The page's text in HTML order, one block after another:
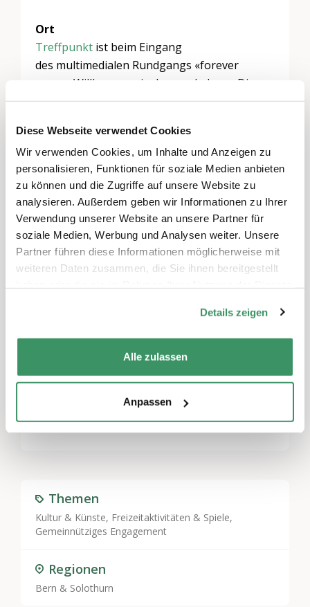
Diese Webseite verwendet Cookies
Wir verwenden Cookies, um Inhalte und Anzeigen zu
personalisieren, Funktionen für soziale Medien anbieten
zu können und die Zugriffe auf unsere Website zu
analysieren. Außerdem geben wir Informationen zu Ihrer
Verwendung unserer Website an unsere Partner für
soziale Medien, Werbung und Analysen weiter. Unsere
Partner führen diese Informationen möglicherweise mit
weiteren Daten zusammen, die Sie ihnen bereitgestellt
Details zeigen
Alle zulassen
Anpassen
Themen
Kultur & Künste, Freizeitaktivitäten & Spiele,
Gemeinnütziges Engagement
Regionen
Bern & Solothurn
Ort
Treffpunkt ist beim Eingang
des multimedialen Rundgangs «forever
young. Willkommen im langen Leben». Die
Geschichten werden in der Generationen-
Anmeldung
Die Platzzahl ist begrenzt, eine Anmeldung
wird empfohlen unter 031 328 87
17 oder über den Anmeldelink.
Kosten
Die Teilnahme am Kinderprogramm ist im
Schreiben Sie einen Kommentar
angemeldetsein, um einen
Kommentar abzugeben.